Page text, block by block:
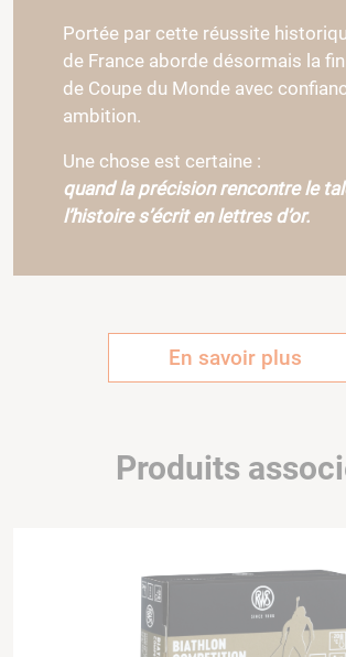
Portée par cette réussite
de France aborde désormais la
de Coupe du Monde avec
ambition.
Une chose est certaine :
quand la précision rencontre le
l’histoire s’écrit en lettres d’or.
En savoir plus
Produits